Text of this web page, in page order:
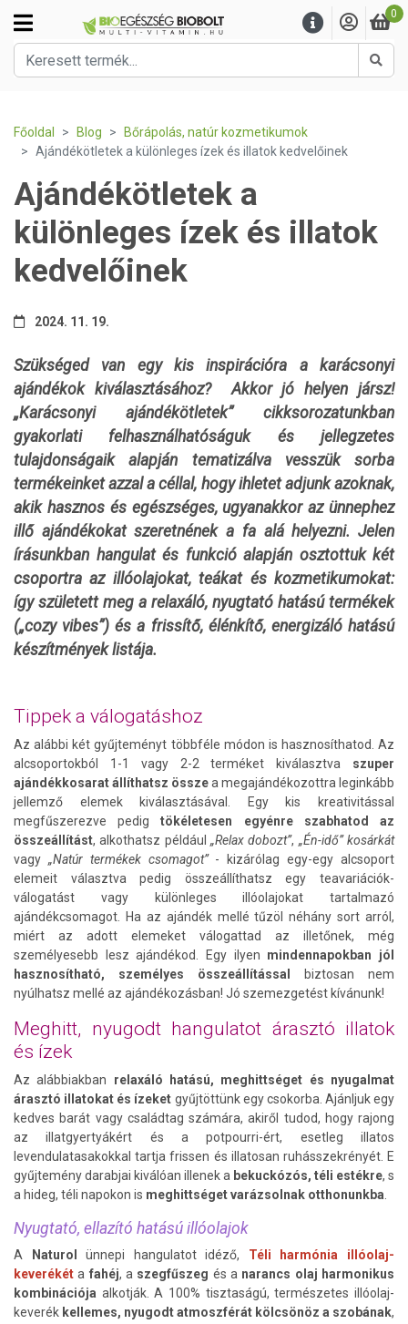
0
Főoldal Blog
Bőrápolás, natúr kozmetikumok
Ajándékötletek a különleges ízek és illatok kedvelőinek
Ajándékötletek a
különleges ízek és illatok
kedvelőinek
2024. 11. 19.
Szükséged van egy kis inspirációra a karácsonyi
ajándékok kiválasztásához? Akkor jó helyen jársz!
„Karácsonyi ajándékötletek” cikksorozatunkban
gyakorlati felhasználhatóságuk és jellegzetes
tulajdonságaik alapján tematizálva vesszük sorba
termékeinket azzal a céllal, hogy ihletet adjunk azoknak,
akik hasznos és egészséges, ugyanakkor az ünnephez
illő ajándékokat szeretnének a fa alá helyezni. Jelen
írásunkban hangulat és funkció alapján osztottuk két
csoportra az illóolajokat, teákat és kozmetikumokat:
így született meg a relaxáló, nyugtató hatású termékek
(„cozy vibes”) és a frissítő, élénkítő, energizáló hatású
készítmények listája.
Tippek a válogatáshoz
Az alábbi két gyűjteményt többféle módon is hasznosíthatod. Az
alcsoportokból 1-1 vagy 2-2 terméket kiválasztva szuper
ajándékkosarat állíthatsz összea megajándékozottra leginkább
jellemző elemek kiválasztásával. Egy kis kreativitással
megfűszerezve pedigtökéletesen egyénre szabhatod az
összeállítást, alkothatsz például „Relax dobozt”, „Én-idő” kosárkát
vagy „Natúr termékek csomagot”- kizárólag egy-egy alcsoport
elemeit választva pedig összeállíthatsz egy teavariációk-
válogatást vagy különleges illóolajokat tartalmazó
ajándékcsomagot. Ha az ajándék mellé tűzöl néhány sort arról,
miért az adott elemeket válogattad az illetőnek, még
személyesebb lesz ajándékod. Egy ilyen mindennapokban jól
hasznosítható, személyes összeállítással
biztosan nem
nyúlhatsz mellé az ajándékozásban! Jó szemezgetést kívánunk!
Meghitt, nyugodt hangulatot árasztó illatok
és ízek
Az alábbiakban relaxáló hatású, meghittséget és nyugalmat
árasztó illatokat és ízeket gyűjtöttünk egy csokorba. Ajánljuk egy
kedves barát vagy családtag számára, akiről tudod, hogy rajong
az illatgyertyákért és a potpourri-ért, esetleg illatos
levendulatasakokkal tartja frissen és illatosan ruhásszekrényét. E
gyűjtemény darabjai kiválóan illenek a bekuckózós, téli estékre, s
a hideg, téli napokon is meghittséget varázsolnak otthonunkba
Nyugtató, ellazító hatású illóolajok
A Naturol ünnepi hangulatot idéző, Téli harmónia illóolaj-
keverékéta fahéj, a szegfűszeg és a narancs olaj harmonikus
kombinációja alkotják. A 100% tisztaságú, természetes illóolaj-
keverék kellemes, nyugodt atmoszférát kölcsönöz a szobának,